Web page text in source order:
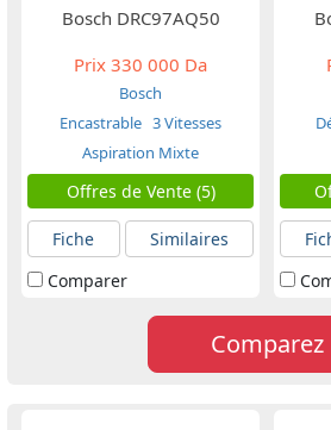
Bosch DRC97AQ50
Prix 330 000 Da
Bosch
Encastrable 3 Vitesses
Aspiration Mixte
Offres de Vente (5)
Fiche
Similaires
Comparer
Comparez